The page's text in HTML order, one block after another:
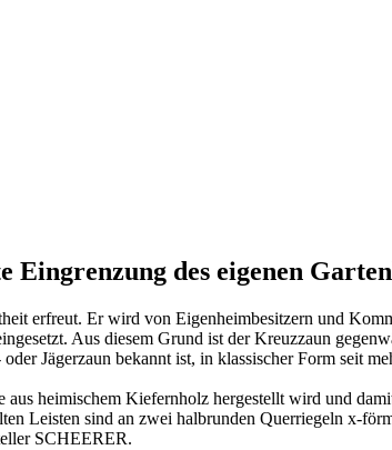
des eigenen
erfreut. Er wird von Eigenheimbesitzern und
Aus diesem Grund ist der Kreuzzaun
Jägerzaun bekannt ist, in klassischer Form seit
heimischem Kiefernholz hergestellt wird und
Leisten sind an zwei halbrunden Querriegeln x-
SCHEERER.